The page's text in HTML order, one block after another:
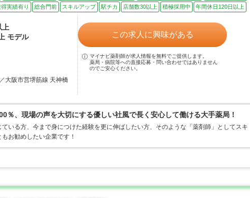
実績有り 総合門前 スキルアップ 駅チカ 店舗数30以上 積極採用中 年間休日120日以上
上
モデル
大阪市営堺筋線 天神橋
この求人に興味がある
マイナビ薬剤師が求人情報を無料でご提供します。
薬局・病院等への直接応募・問い合わせではありません
のでご安心ください。
％、現場の声を大切にする優しい社風で長く安心して働ける大手薬局！
いる方、今まで身につけた経験を更に伸ばしたい方、そのような「薬剤師」としてスキ
お勧めしたい企業です！